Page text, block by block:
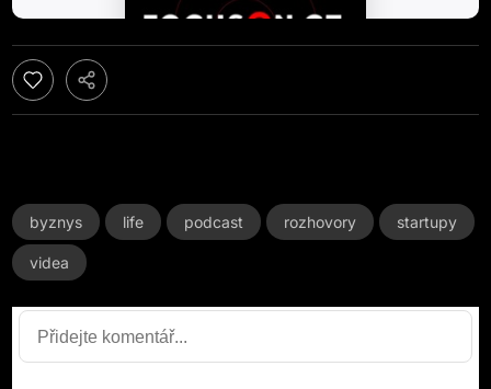
byznys life podcast rozhovory startupy
videa